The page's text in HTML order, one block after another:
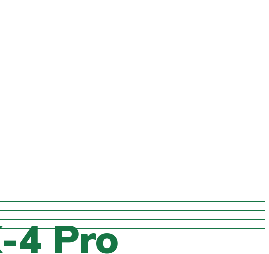
4 Pro